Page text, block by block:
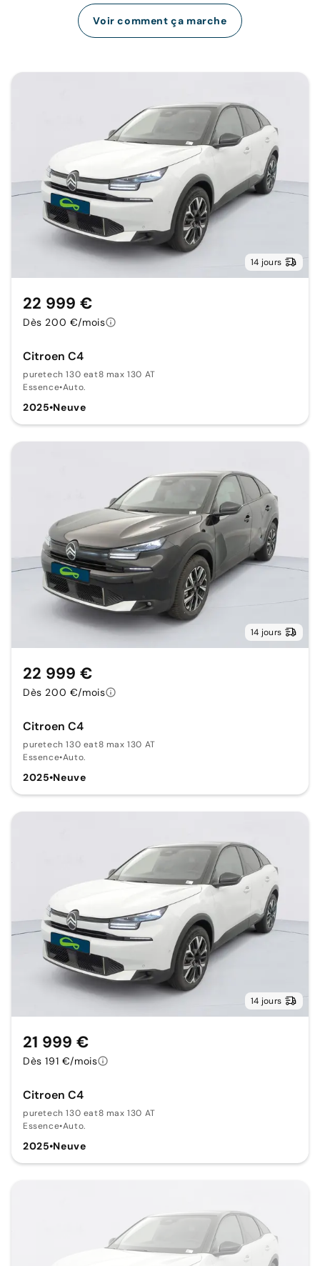
Voir comment ça marche
14 jours
Citroen C4
puretech 130 eat8 max 130 AT
Essence•Auto.
2025•Neuve
22 999 €
Dès 200 €/mois
14 jours
Citroen C4
puretech 130 eat8 max 130 AT
Essence•Auto.
2025•Neuve
22 999 €
Dès 200 €/mois
14 jours
Citroen C4
puretech 130 eat8 max 130 AT
Essence•Auto.
2025•Neuve
21 999 €
Dès 191 €/mois